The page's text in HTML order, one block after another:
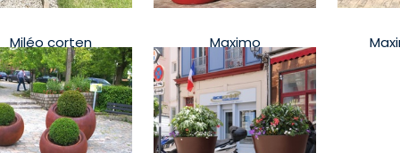
Miléo corten Maximo